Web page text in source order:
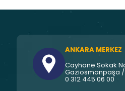
ANKARA MERKEZ
Cayhane Sokak
Gaziosmanpaşa /
0 312 445 06 00